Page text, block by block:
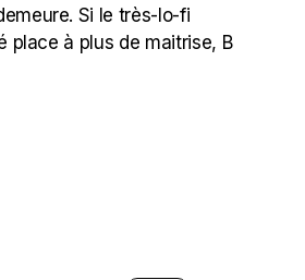
Si le très-lo-fi
place à plus de maitrise, B